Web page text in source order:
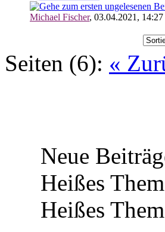
Michael Fischer, 03.04.2021, 14:27
Seiten (6): «
Neue
Heißes
Heißes